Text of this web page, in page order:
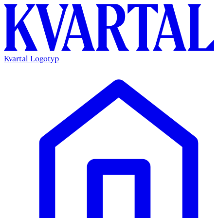
Kvartal Logotyp